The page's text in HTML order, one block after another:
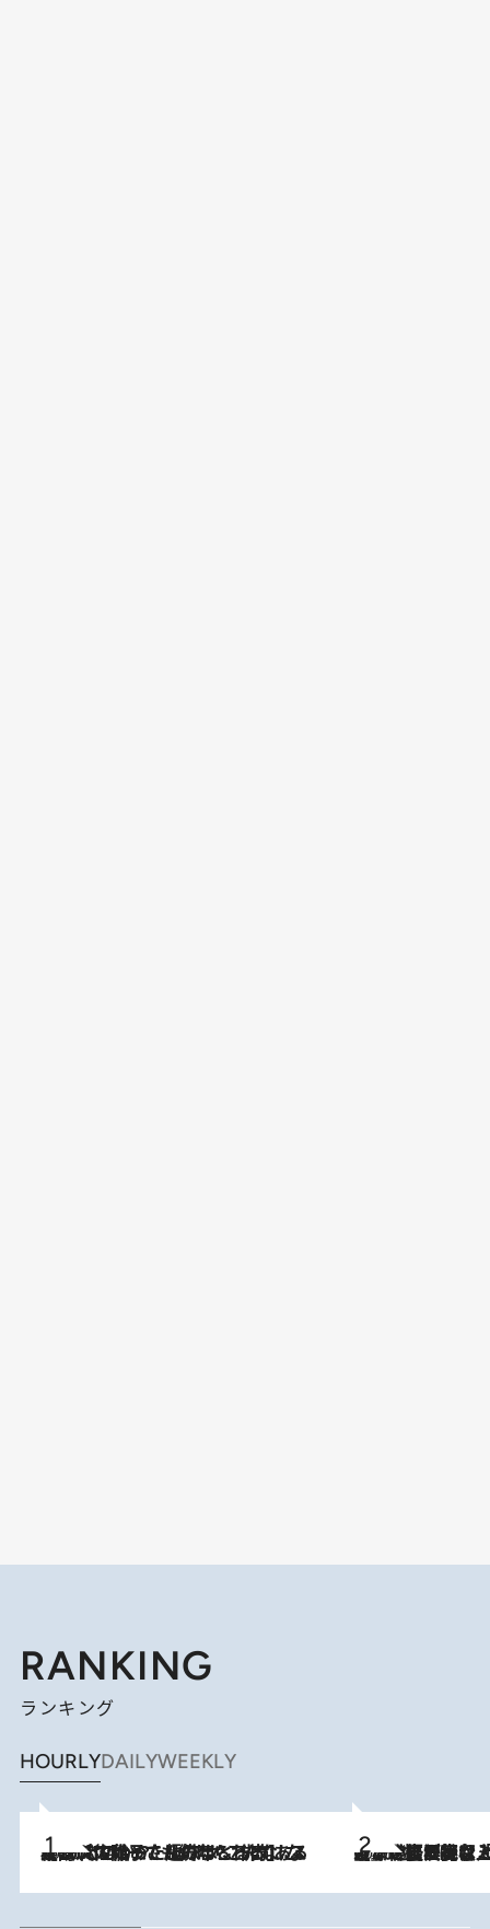
RANKING
ランキング
HOURLYDAILYWEEKLY
2026.8.5
【阿川佐和子さんの年とる力】なぜ70代で始めた趣味は“こんなに楽しい”のか？ ピアノ、俳句…スランプに陥っても続けられる“ある秘訣”とは 2026.8.5
【なぜ吉沢亮は「気配を消せる」のか？】興行収入208億の『国宝』を経て挑むミュージカル『ディア・エヴァン・ハンセン』。トップ俳優が舞台上でさらけ出した“孤独”とは